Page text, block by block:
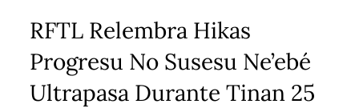
RFTL Relembra Hikas
Progresu No Susesu Ne’ebé
Ultrapasa Durante Tinan 25